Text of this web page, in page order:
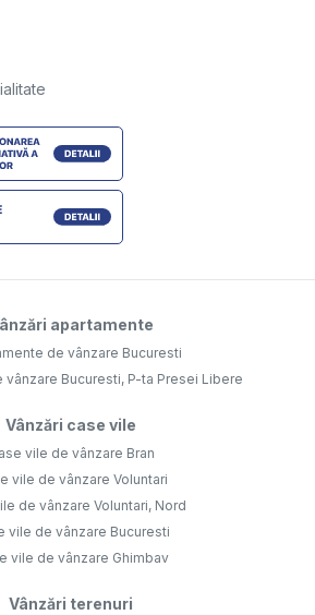
apartamente
de vânzare Bucuresti
vânzare Bucuresti, P-ta Presei Libere
Vânzări case vile
vile de vânzare Bran
vile de vânzare Voluntari
de vânzare Voluntari, Nord
vile de vânzare Bucuresti
vile de vânzare Ghimbav
Vânzări terenuri